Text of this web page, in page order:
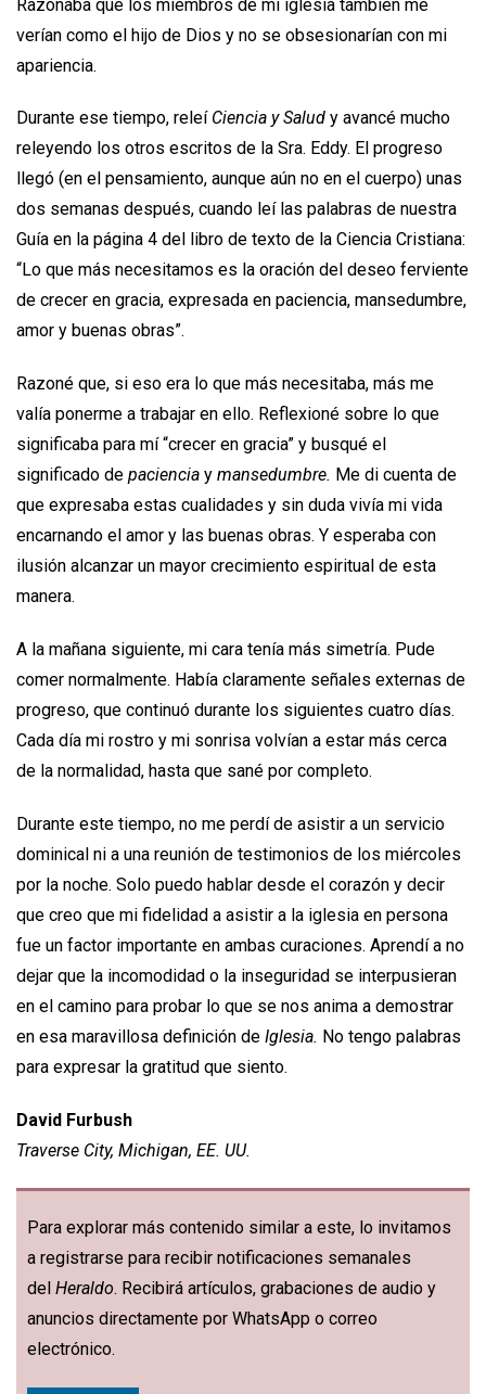
Razonaba que los miembros de mi iglesia también me
verían como el hijo de Dios y no se obsesionarían con mi
apariencia.
Durante ese tiempo, releí Ciencia y Salud y avancé mucho
releyendo los otros escritos de la Sra. Eddy. El progreso
llegó (en el pensamiento, aunque aún no en el cuerpo) unas
dos semanas después, cuando leí las palabras de nuestra
Guía en la página 4 del libro de texto de la Ciencia Cristiana:
“Lo que más necesitamos es la oración del deseo ferviente
de crecer en gracia, expresada en paciencia, mansedumbre,
amor y buenas obras”.
Razoné que, si eso era lo que más necesitaba, más me
valía ponerme a trabajar en ello. Reflexioné sobre lo que
significaba para mí “crecer en gracia” y busqué el
significado de paciencia y mansedumbre. Me di cuenta de
que expresaba estas cualidades y sin duda vivía mi vida
encarnando el amor y las buenas obras. Y esperaba con
ilusión alcanzar un mayor crecimiento espiritual de esta
manera.
A la mañana siguiente, mi cara tenía más simetría. Pude
comer normalmente. Había claramente señales externas de
progreso, que continuó durante los siguientes cuatro días.
Cada día mi rostro y mi sonrisa volvían a estar más cerca
de la normalidad, hasta que sané por completo.
Durante este tiempo, no me perdí de asistir a un servicio
dominical ni a una reunión de testimonios de los miércoles
por la noche. Solo puedo hablar desde el corazón y decir
que creo que mi fidelidad a asistir a la iglesia en persona
fue un factor importante en ambas curaciones. Aprendí a no
dejar que la incomodidad o la inseguridad se interpusieran
en el camino para probar lo que se nos anima a demostrar
en esa maravillosa definición de Iglesia. No tengo palabras
para expresar la gratitud que siento.
David Furbush
Traverse City, Michigan, EE. UU.
Para explorar más contenido similar a este, lo invitamos
a registrarse para recibir notificaciones semanales
del Heraldo. Recibirá artículos, grabaciones de audio y
anuncios directamente por WhatsApp o correo
electrónico.